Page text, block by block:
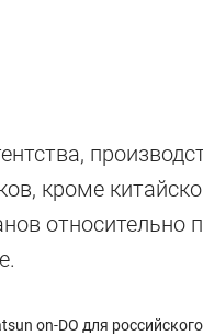
кроме
относительно
on-DO для